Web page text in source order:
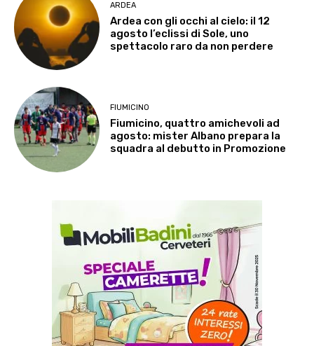
ARDEA
Ardea con gli occhi al cielo: il 12
agosto l’eclissi di Sole, uno
spettacolo raro da non perdere
FIUMICINO
Fiumicino, quattro amichevoli ad
agosto: mister Albano prepara la
squadra al debutto in Promozione